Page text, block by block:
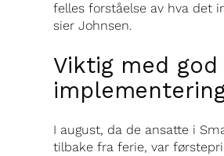
felles forståelse av hva det
sier Johnsen.
Viktig med god
I august, da de ansatte i
tilbake fra ferie, var